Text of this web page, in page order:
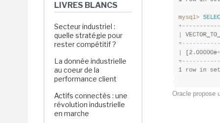
LIVRES BLANCS
Secteur industriel :
quelle stratégie pour
rester compétitif ?
La donnée industrielle
au coeur de la
performance client
Actifs connectés : une
révolution industrielle
en marche
Oracle propose